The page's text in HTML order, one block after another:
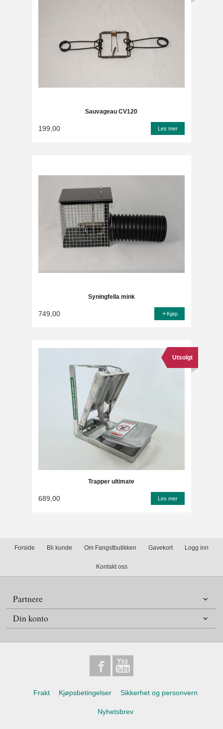
Sauvageau CV120
199,00 Les mer
Syningfella mink
749,00 Kjøp
Trapper ultimate
Utsolgt
689,00 Les mer
Forside Bli kunde Om Fangstbutikken Gavekort Logg inn
Kontakt oss
Partnere
Din konto
Frakt Kjøpsbetingelser Sikkerhet og personvern
Nyhetsbrev